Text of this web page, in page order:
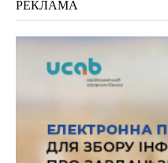
РЕКЛАМА